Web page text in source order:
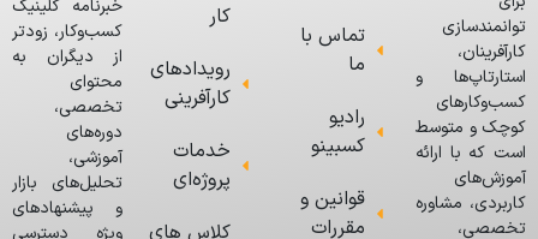
توانمندسازی
کارآفرینان،
استارتاپ‌ها و
کسب‌وکارهای
کوچک و متوسط
است که با ارائه
آموزش‌های
کاربردی، مشاوره
تخصصی،
تماس با
ما
رادیو
کسبینو
قوانین و
مقررات
کار
رویدادهای
کارآفرینی
خدمات
پروژه‌ای
کلاس های
خبرنامه کلینیک
کسب‌وکار، زودتر
از دیگران به
محتوای
تخصصی،
دوره‌های
آموزشی،
تحلیل‌های بازار
و پیشنهادهای
ویژه دسترسی